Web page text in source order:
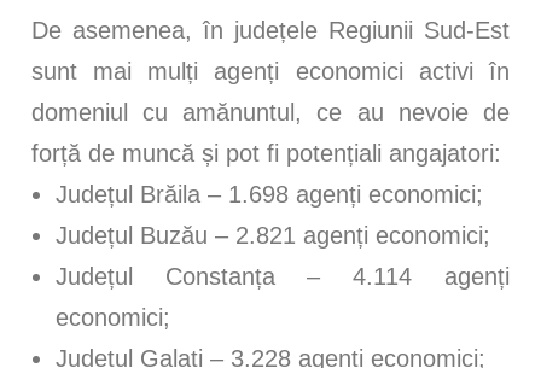
De asemenea, în județele Regiunii Sud-Est
sunt mai mulți agenți economici activi în
domeniul cu amănuntul, ce au nevoie de
forță de muncă și pot fi potențiali angajatori:
Județul Brăila – 1.698 agenți economici;
Județul Buzău – 2.821 agenți economici;
Județul Constanța – 4.114 agenți
economici;
Județul Galați – 3.228 agenți economici;